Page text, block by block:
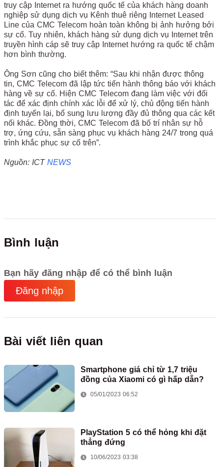
truy cập Internet ra hướng quốc tế của khách hàng doanh
nghiệp sử dụng dịch vụ Kênh thuê riêng Internet Leased
Line của CMC Telecom hoàn toàn không bị ảnh hưởng bởi
sự cố. Tuy nhiên, khách hàng sử dụng dịch vụ Internet trên
truyền hình cáp sẽ truy cập Internet hướng ra quốc tế chậm
hơn bình thường.
Ông Sơn cũng cho biết thêm: “Sau khi nhận được thông
tin, CMC Telecom đã lập tức tiến hành thông báo với khách
hàng về sự cố. Hiện CMC Telecom đang làm việc với đối
tác để xác định chính xác lỗi để xử lý, chủ động tiến hành
định tuyến lại, bổ sung lưu lượng đầy đủ thông qua các kết
nối khác. Đồng thời, CMC Telecom đã bố trí nhân sự hỗ
trợ, ứng cứu, sẵn sàng phục vụ khách hàng 24/7 trong quá
trình khắc phục sự cố trên”.
Nguồn: ICT NEWS
Bình luận
Bạn hãy đăng nhập để có thể bình luận
Đăng nhập
Bài viết liên quan
Smartphone giá chỉ từ 1,7 triệu
đồng của Xiaomi có gì hấp dẫn?
05/01/2023 06:52
PlayStation 5 có thể hỏng khi đặt
thẳng đứng
10/06/2023 03:38